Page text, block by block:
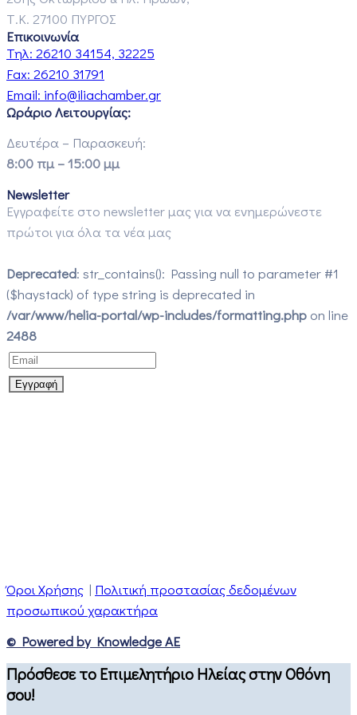
Τ.Κ. 27100 ΠΥΡΓΟΣ
Επικοινωνία
Τηλ: 26210 34154, 32225
Fax: 26210 31791
Email: info@iliachamber.gr
Ωράριο Λειτουργίας:
Δευτέρα – Παρασκευή:
8:00 πμ – 15:00 μμ
Newsletter
Εγγραφείτε στο newsletter μας για να ενημερώνεστε
πρώτοι για όλα τα νέα μας
Deprecated: str_contains(): Passing null to parameter #1
($haystack) of type string is deprecated in
/var/www/helia-portal/wp-includes/formatting.php on line
2488
Όροι Χρήσης | Πολιτική προστασίας δεδομένων
προσωπικού χαρακτήρα
© Powered by Knowledge AE
Πρόσθεσε το Επιμελητήριο Ηλείας στην Οθόνη
σου!